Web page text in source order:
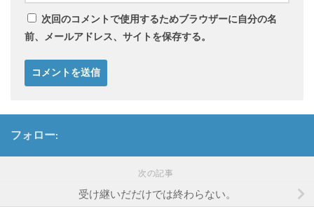
次回のコメントで使用するためブラウザーに自分の名
前、メールアドレス、サイトを保存する。
フォロー:
次の記事
受け継いだだけでは終わらない。